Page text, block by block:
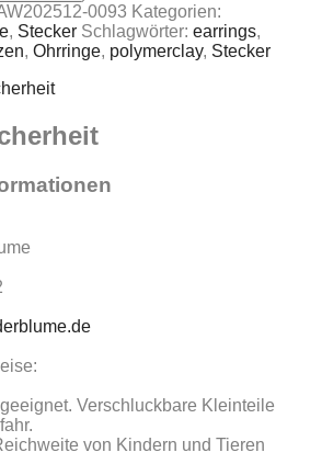
0093 Kategorien:
, Stecker Schlagwörter: earrings,
, Ohrringe, polymerclay, Stecker
Verschluckbare Kleinteile
von Kindern und Tieren